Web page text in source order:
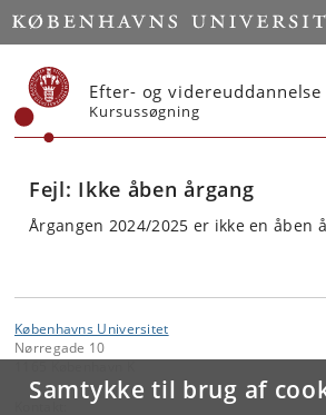
Samtykke til brug af
Start
Efter- og videreuddannelse
Kursussøgning
Fejl: Ikke åben årgang
Årgangen 2024/2025 er ikke en åben
Københavns Universitet
Nørregade 10